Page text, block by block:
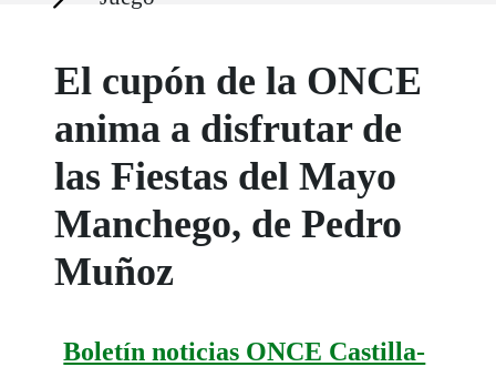
El cupón de la ONCE
anima a disfrutar de
las Fiestas del Mayo
Manchego, de Pedro
Muñoz
Boletín noticias ONCE Castilla-